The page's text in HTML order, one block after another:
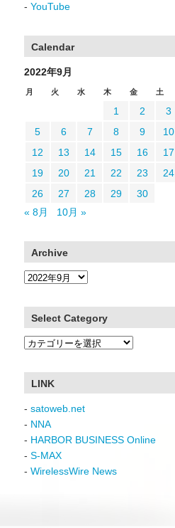
- YouTube
Calendar
2022年9月
月 火 水 木 金 土
1 2 3
5
6 7 8 9 10
12
13 14 15 16 17
19
20 21 22 23 24
26
27 28 29
30
« 8月
10月 »
Archive
Archive
Select Category
Select
LINK
- satoweb.net
- NNA
- HARBOR BUSINESS Online
- S-MAX
- WirelessWire News